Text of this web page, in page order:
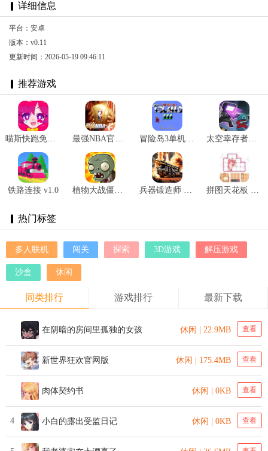
详细信息
平台：安卓
版本：v0.11
更新时间：2026-05-19 09:46:11
推荐游戏
喵斯快跑免费全角色解锁最新版 v4.3.0 最强NBA官网版 v1.44.551 冒险岛3单机版 v2.2.5 太空幸存者怪物时代 v0.4.8安卓版
铁路连接 v1.0 植物大战僵尸1 v2.9.10 兵器锻造师 v189.1.0 拼图天花板 v1.0.0
热门标签
多人联机 闯关 探索 3D游戏 解压游戏
沙盒 休闲
同类排行 游戏排行 最新下载
在阴暗的房间里孤独的女孩 休闲 | 22.9MB 查看
新世界狂欢官网版 休闲 | 175.4MB 查看
肉体契约书 休闲 | 0KB 查看
4 小白的露出受监日记 休闲 | 0KB 查看